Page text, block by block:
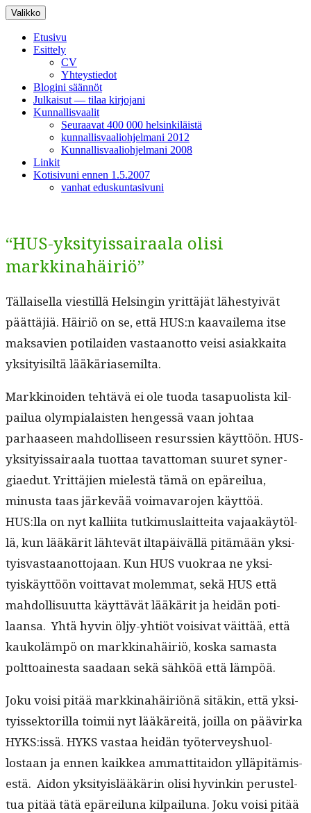
Siirry
sisältöön
Valikko
Etusivu
Esittely
CV
Yhteystiedot
Blogini säännöt
Julkaisut — tilaa kirjojani
Kunnallisvaalit
Seuraavat 400 000 helsinkiläistä
kunnallisvaaliohjelmani 2012
Kunnallisvaaliohjelmani 2008
Linkit
Kotisivuni ennen 1.5.2007
vanhat eduskuntasivuni
“HUS-yksityissairaala olisi
markkinahäiriö”
Täl­laisel­la viestil­lä Helsin­gin yrit­täjät läh­estyivät
päät­täjiä. Häir­iö on se, että HUS:n kaavaile­ma itse
mak­savien poti­laiden vas­taan­ot­to veisi asi­akkai­ta
yksi­ty­isiltä lääkäriasemilta.
Markki­noiden tehtävä ei ole tuo­da tas­a­puolista kil­
pailua olympialais­ten hengessä vaan johtaa
parhaaseen mah­dol­liseen resurssien käyt­töön. HUS-
yksi­tyis­sairaala tuot­taa tavat­toman suuret syn­er­
giae­dut. Yrit­täjien mielestä tämä on epäreilua,
minus­ta taas järkevää voimavaro­jen käyt­töä.
HUS:lla on nyt kalli­ita tutkimus­lait­tei­ta vajaakäytöl­
lä, kun lääkärit lähtevät iltapäiväl­lä pitämään yksi­
ty­is­vas­taan­ot­to­jaan. Kun HUS vuokraa ne yksi­
tyiskäyt­töön voit­ta­vat molem­mat, sekä HUS että
mah­dol­lisu­ut­ta käyt­tävät lääkärit ja hei­dän poti­
laansa. Yhtä hyvin öljy-yhtiöt voisi­vat väit­tää, että
kaukoläm­pö on markki­nahäir­iö, kos­ka samas­ta
polt­toaines­ta saadaan sekä sähköä että lämpöä.
Joku voisi pitää markki­nahäir­iönä sitäkin, että yksi­
tyis­sek­to­ril­la toimii nyt lääkäre­itä, joil­la on päävir­ka
HYKS:issä. HYKS vas­taa hei­dän työter­veyshuol­
lostaan ja ennen kaikkea ammat­ti­taidon ylläpitämis­
es­tä. Aidon yksi­ty­is­lääkärin olisi hyvinkin perustel­
tua pitää tätä epäreilu­na kil­pailu­na. Joku voisi pitää